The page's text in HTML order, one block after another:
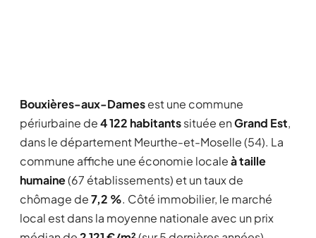
Bouxières-aux-Damesest une commune
périurbaine de4 122 habitantssituée enGrand Est,
dans le département Meurthe-et-Moselle (54). La
commune affiche une économie localeà taille
humaine(67 établissements) et un taux de
chômage de7,2 %. Côté immobilier, le marché
local est dans la moyenne nationale avec un prix